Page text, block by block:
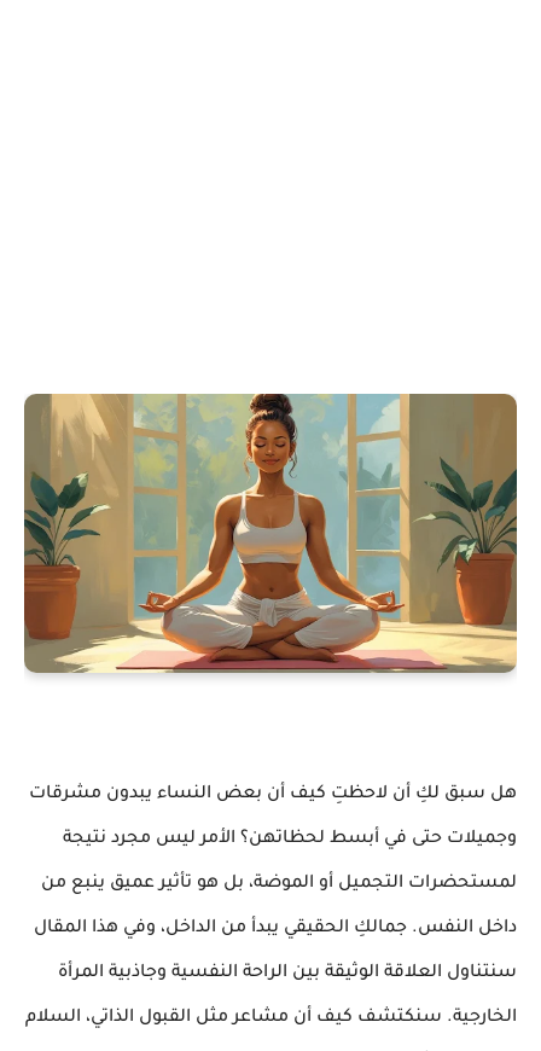
هل سبق لكِ أن لاحظتِ كيف أن بعض النساء يبدون مشرقات
وجميلات حتى في أبسط لحظاتهن؟ الأمر ليس مجرد نتيجة
لمستحضرات التجميل أو الموضة، بل هو تأثير عميق ينبع من
داخل النفس. جمالكِ الحقيقي يبدأ من الداخل، وفي هذا المقال
سنتناول العلاقة الوثيقة بين الراحة النفسية وجاذبية المرأة
الخارجية. سنكتشف كيف أن مشاعر مثل القبول الذاتي، السلام